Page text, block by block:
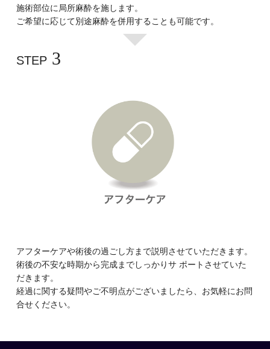
施術部位に局所麻酔を施します。
ご希望に応じて別途麻酔を併用することも可能です。
STEP3
アフターケアや術後の過ごし方まで説明させていただきます。
術後の不安な時期から完成までしっかりサ ポートさせていた
だきます。
経過に関する疑問やご不明点がございましたら、お気軽にお問
合せください。